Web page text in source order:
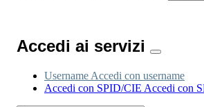
Accedi ai servizi
Username Accedi con username
Accedi con SPID/CIE Accedi con